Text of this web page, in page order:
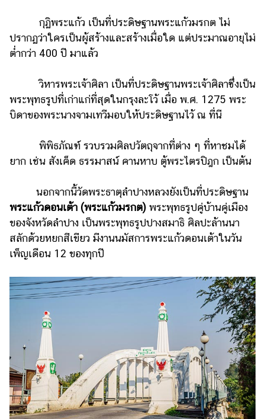
กุฏิพระแก้ว เป็นที่ประดิษฐานพระแก้วมรกต ไม่
ปรากฏว่าใครเป็นผู้สร้างและสร้างเมื่อใด แต่ประมาณอายุไม่
ต่ำกว่า 400 ปี มาแล้ว
วิหารพระเจ้าศิลา เป็นที่ประดิษฐานพระเจ้าศิลาซึ่งเป็น
พระพุทธรูปที่เก่าแก่ที่สุดในกรุงละโว้ เมื่อ พ.ศ. 1275 พระ
บิดาของพระนางจามเทวีมอบให้ประดิษฐานไว้ ณ ที่นี
พิพิธภัณฑ์ รวบรวมศิลปวัตถุจากที่ต่าง ๆ ที่หาชมได้
ยาก เช่น สังเค็ด ธรรมาสน์ คานหาบ ตู้พระไตรปิฎก เป็นต้น
นอกจากนี้วัดพระธาตุลำปางหลวงยังเป็นที่ประดิษฐาน
พระแก้วดอนเต้า (พระแก้วมรกต) พระพุทธรูปคู่บ้านคู่เมือง
ของจังหวัดลำปาง เป็นพระพุทธรูปปางสมาธิ ศิลปะล้านนา
สลักด้วยหยกสีเขียว มีงานนมัสการพระแก้วดอนเต้าในวัน
เพ็ญเดือน 12 ของทุกปี